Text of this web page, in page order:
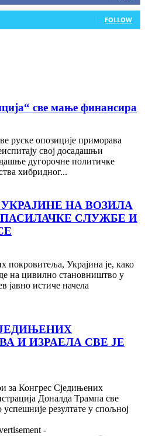
FOLLOW
све мање финансира
руске опозиције приморава
свој досадашњи
дугорочне политичке
хибридног...
НА ВОЗИЛА
СЛУЖБЕ И
покровитеља, Украјина је, како
на цивилно становништво у
јавно истиче начела
И ИЗРАЕЛА СВЕ ЈЕ
за Конгрес Сједињених
Доналда Трампа све
резултате у спољној
-